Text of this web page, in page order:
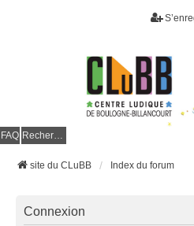
FAQ Rechercher
site du CLuBB Index du forum
Connexion